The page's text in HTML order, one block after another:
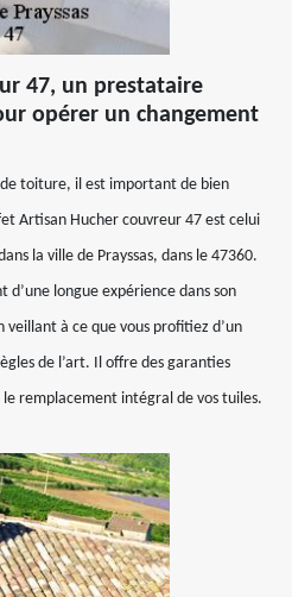
47, un prestataire
opérer un changement
toiture, il est important de bien
Artisan Hucher couvreur 47 est celui
la ville de Prayssas, dans le 47360.
d’une longue expérience dans son
à ce que vous profitiez d’un
de l’art. Il offre des garanties
le remplacement intégral de vos tuiles.